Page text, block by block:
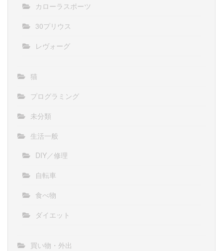
カローラスポーツ
30プリウス
レヴォーグ
猫
プログラミング
未分類
生活一般
DIY／修理
自転車
食べ物
ダイエット
買い物・外出